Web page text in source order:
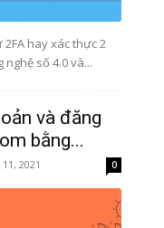
hay xác thực 2
số 4.0 và...
và đăng
bằng...
2021 0